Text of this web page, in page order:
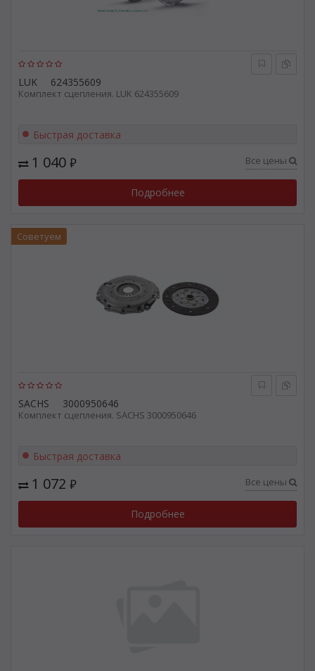
LUK 624355609
Комплект сцепления. LUK 624355609
Быстрая доставка
1 040 ₽ Все цены
Подробнее
SACHS 3000950646
Комплект сцепления. SACHS 3000950646
Советуем
Быстрая доставка
1 072 ₽ Все цены
Подробнее